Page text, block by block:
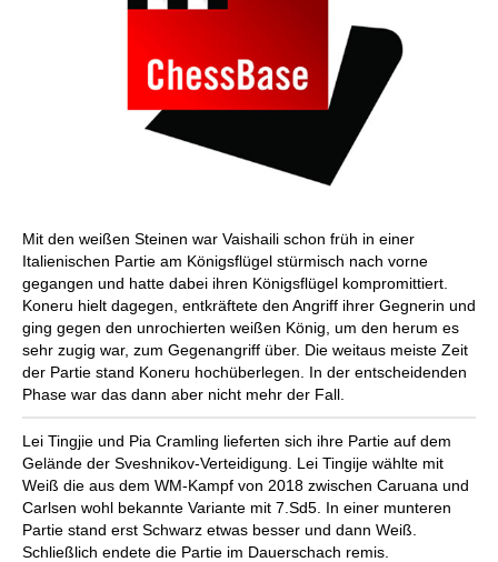
Mit den weißen Steinen war Vaishaili schon früh in einer
Italienischen Partie am Königsflügel stürmisch nach vorne
gegangen und hatte dabei ihren Königsflügel kompromittiert.
Koneru hielt dagegen, entkräftete den Angriff ihrer Gegnerin und
ging gegen den unrochierten weißen König, um den herum es
sehr zugig war, zum Gegenangriff über. Die weitaus meiste Zeit
der Partie stand Koneru hochüberlegen. In der entscheidenden
Phase war das dann aber nicht mehr der Fall.
Lei Tingjie und Pia Cramling lieferten sich ihre Partie auf dem
Gelände der Sveshnikov-Verteidigung. Lei Tingije wählte mit
Weiß die aus dem WM-Kampf von 2018 zwischen Caruana und
Carlsen wohl bekannte Variante mit 7.Sd5. In einer munteren
Partie stand erst Schwarz etwas besser und dann Weiß.
Schließlich endete die Partie im Dauerschach remis.